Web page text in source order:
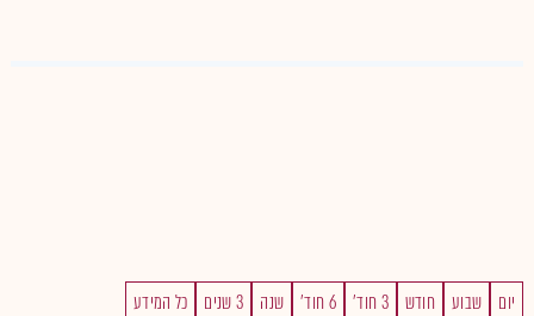
יום שבוע חודש 3 חוד' 6 חוד' שנה 3 שנים כל המידע